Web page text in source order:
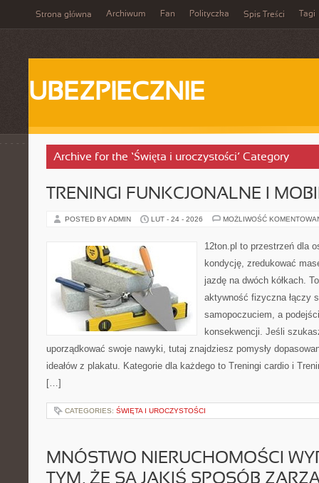
Strona główna Archiwum Fan Polityczka Spis Treści Tagi
UBEZPIECZNIE
Archive for the ‘Święta i uroczystości’ Category
TRENINGI FUNKCJONALNE I
POSTED BY ADMIN LUT - 24 - 2026 MOŻLIWOŚĆ
12ton.pl to przestrzeń dla
kondycję, zredukować
jazdę na dwóch kółkach.
aktywność fizyczna łączy
samopoczuciem, a
konsekwencji. Jeśli
uporządkować swoje nawyki, tutaj znajdziesz pomysły
ideałów z plakatu. Kategorie dla każdego to Treningi cardio i
[…]
CATEGORIES: ŚWIĘTA I UROCZYSTOŚCI
MNÓSTWO NIERUCHOMOŚCI
TYM, ŻE SĄ JAKIŚ SPOSÓB